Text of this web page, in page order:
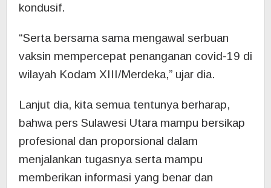
kondusif.
“Serta bersama sama mengawal serbuan
vaksin mempercepat penanganan covid-19 di
wilayah Kodam XIII/Merdeka,” ujar dia.
Lanjut dia, kita semua tentunya berharap,
bahwa pers Sulawesi Utara mampu bersikap
profesional dan proporsional dalam
menjalankan tugasnya serta mampu
memberikan informasi yang benar dan